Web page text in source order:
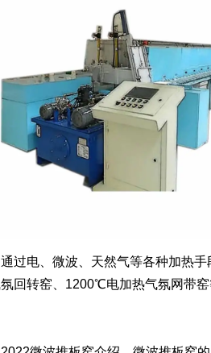
电、微波、天然气等各种加热
回转窑、1200℃电加热气氛网带